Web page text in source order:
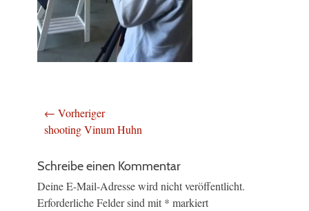
Beitragsnavigation
← Vorheriger
Vorheriger
shooting Vinum Huhn
Schreibe einen Kommentar
Deine E-Mail-Adresse wird nicht veröffentlicht.
Erforderliche Felder sind mit * markiert